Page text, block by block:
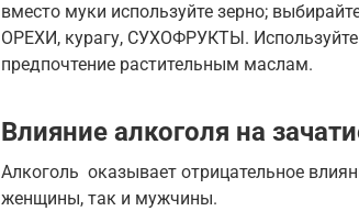
вместо муки используйте зерно;
ОРЕХИ, курагу, СУХОФРУКТЫ.
предпочтение растительным маслам.
Влияние алкоголя на
Алкоголь оказывает отрицательное
женщины, так и мужчины.